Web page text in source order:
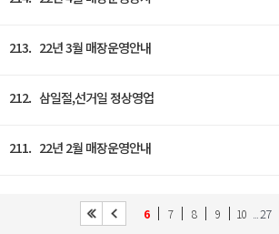
213. 22년 3월 매장운영안내
212. 삼일절,선거일 정상영업
211. 22년 2월 매장운영안내
6 7 8 9 10 ... 27